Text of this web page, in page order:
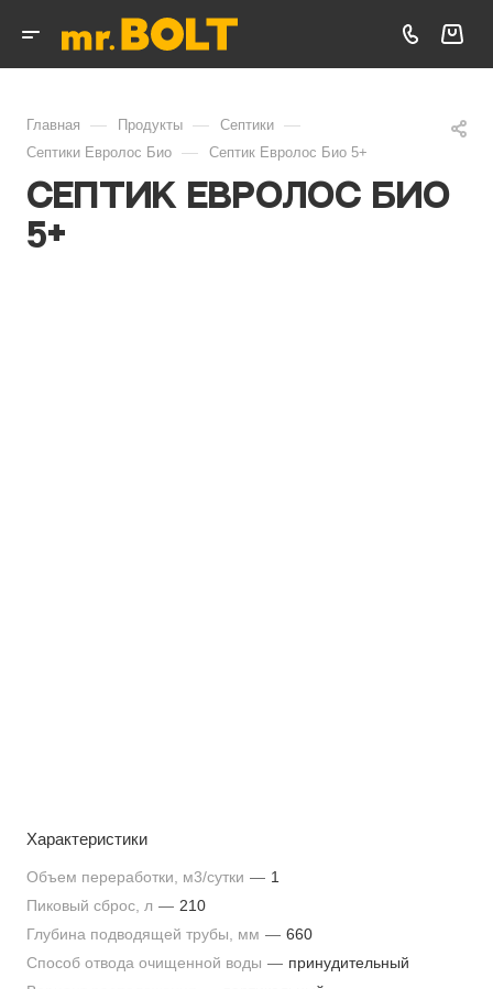
Главная — Продукты — Септики —
Септики Евролос Био — Септик Евролос Био 5+
Септик Евролос Био
5+
Характеристики
Объем переработки, м3/сутки — 1
Пиковый сброс, л — 210
Глубина подводящей трубы, мм — 660
Способ отвода очищенной воды — принудительный